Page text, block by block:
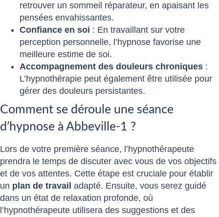
retrouver un sommeil réparateur, en apaisant les
pensées envahissantes.
Confiance en soi : En travaillant sur votre
perception personnelle, l’hypnose favorise une
meilleure estime de soi.
Accompagnement des douleurs chroniques :
L’hypnothérapie peut également être utilisée pour
gérer des douleurs persistantes.
Comment se déroule une séance
d’hypnose à Abbeville-1 ?
Lors de votre première séance, l’hypnothérapeute
prendra le temps de discuter avec vous de vos objectifs
et de vos attentes. Cette étape est cruciale pour établir
un plan de travail adapté. Ensuite, vous serez guidé
dans un état de relaxation profonde, où
l’hypnothérapeute utilisera des suggestions et des